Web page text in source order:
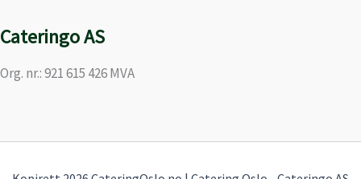
Cateringo AS
Org. nr.: 921 615 426 MVA